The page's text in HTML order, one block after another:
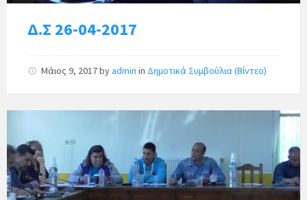
Δ.Σ 26-04-2017
Μάιος 9, 2017byadmin in Δημοτικά Συμβούλια (Βίντεο)